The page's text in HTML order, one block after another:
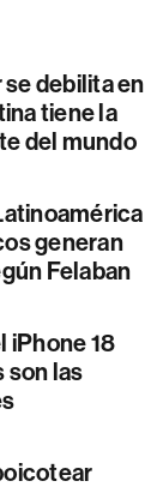
debilita en
tiene la
del mundo
generan
Felaban
iPhone 18
son las